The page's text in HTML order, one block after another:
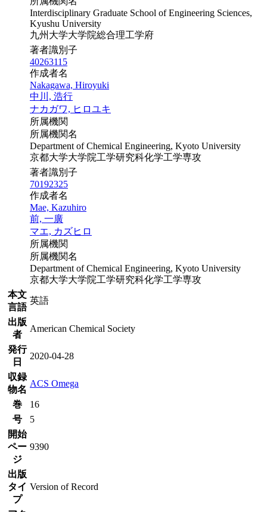
Interdisciplinary Graduate School of Engineering Sciences,
Kyushu University
九州大学大学院総合理工学府
著者識別子
40263115
作成者名
Nakagawa, Hiroyuki
中川, 浩行
ナカガワ, ヒロユキ
所属機関
所属機関名
Department of Chemical Engineering, Kyoto University
京都大学大学院工学研究科化学工学専攻
著者識別子
70192325
作成者名
Mae, Kazuhiro
前, 一廣
マエ, カズヒロ
所属機関
所属機関名
Department of Chemical Engineering, Kyoto University
京都大学大学院工学研究科化学工学専攻
本文
言語
英語
出版
者
American Chemical Society
発行
日
2020-04-28
収録
物名
ACS Omega
巻
16
号
5
開始
ペー
ジ
9390
出版
タイ
プ
Version of Record